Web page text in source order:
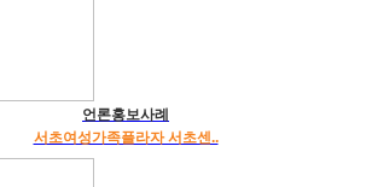
언론홍보사례
서초여성가족플라자 서초센..